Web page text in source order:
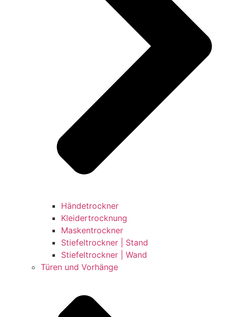
Händetrockner
Kleidertrocknung
Maskentrockner
Stiefeltrockner | Stand
Stiefeltrockner | Wand
Türen und Vorhänge